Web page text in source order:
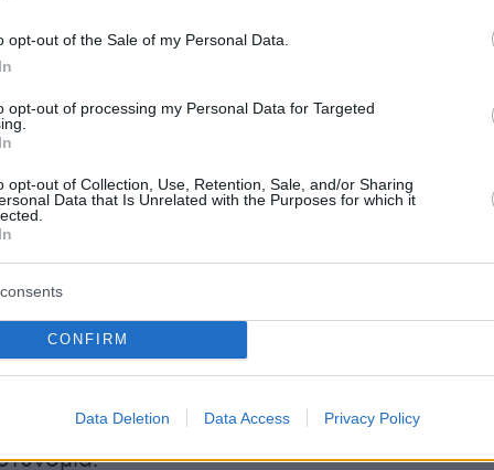
opt-out of the Sale of my Personal Data.
opt-out of processing my Personal Data for Targeted
opt-out of Collection, Use, Retention, Sale, and/or Sharing
Data that Is Unrelated with the Purposes for which it
CONFIRM
Data Deletion Data Access Privacy Policy
υποστήριξε ότι ο 31χρονος άντρας
23 Μαΐου, γεγονός που οδήγησε στη σύλληψή
ότι προσπάθησε να προσποιηθεί πως τη
ανακρίθηκε αρχικά από την ασφάλειά της
από την αστυνομία.
οποίο, όπως υποστήριξε η ίδια, έδειχνε τον
της. Η τραγουδίστρια ανέφερε ότι
ξανά 24 ώρες μετά τη σύλληψή
την επόμενη ημέρα, οπότε χρειάστηκε να